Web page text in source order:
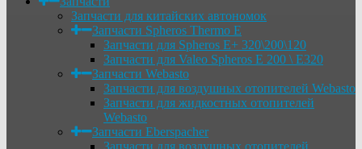
Запчасти для китайских автономок
Запчасти Spheros Thermo E
Запчасти для Spheros E+ 320\200\120
Запчасти для Valeo Spheros E 200 \ E320
Запчасти Webasto
Запчасти для воздушных отопителей Webasto
Запчасти для жидкостных отопителей
Webasto
Запчасти Eberspacher
Запчасти для воздушных отопителей